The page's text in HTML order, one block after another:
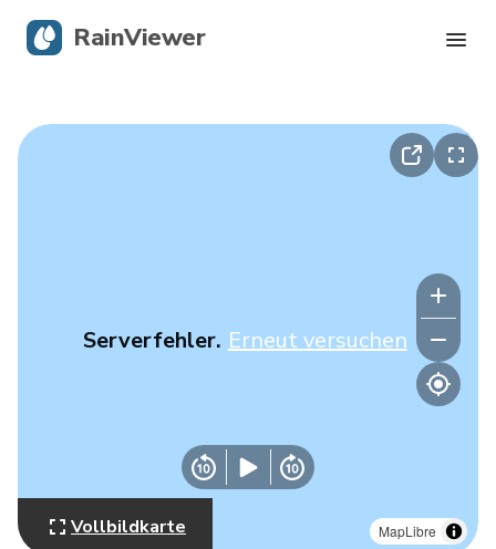
MapLibre
Serverfehler. Erneut versuchen
Vollbildkarte
RainViewer